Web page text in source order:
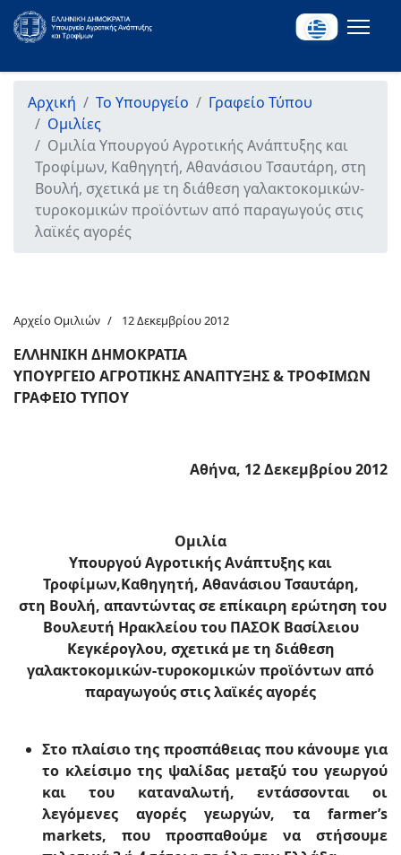
Αρχική Το Υπουργείο
Γραφείο Τύπου
Ομιλίες
Ομιλία Υπουργού Αγροτικής Ανάπτυξης και
Τροφίμων, Καθηγητή, Αθανάσιου Τσαυτάρη, στη
Βουλή, σχετικά με τη διάθεση γαλακτοκομικών-
τυροκομικών προϊόντων από παραγωγούς στις
λαϊκές αγορές
Αρχείο Ομιλιών 12 Δεκεμβρίου 2012
ΕΛΛΗΝΙΚΗ ΔΗΜΟΚΡΑΤΙΑ
ΥΠΟΥΡΓΕΙΟ ΑΓΡΟΤΙΚΗΣ ΑΝΑΠΤΥΞΗΣ & ΤΡΟΦΙΜΩΝ
ΓΡΑΦΕΙΟ ΤΥΠΟΥ
Αθήνα, 12 Δεκεμβρίου 2012
Ομιλία
Υπουργού Αγροτικής Ανάπτυξης και
Τροφίμων,Καθηγητή, Αθανάσιου Τσαυτάρη,
στη Βουλή, απαντώντας σε επίκαιρη ερώτηση τoυ
Βουλευτή Ηρακλείου του ΠΑΣΟΚ Βασίλειου
Κεγκέρογλου, σχετικά με τη διάθεση
γαλακτοκομικών-τυροκομικών προϊόντων από
παραγωγούς στις λαϊκές αγορές
Στο πλαίσιο της προσπάθειας που κάνουμε για
το κλείσιμο της ψαλίδας μεταξύ του γεωργού
και του καταναλωτή, εντάσσονται οι
λεγόμενες αγορές γεωργών, τα farmer’s
markets, που προσπαθούμε να στήσουμε